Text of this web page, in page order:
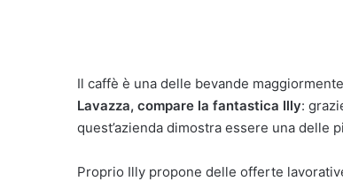
Il caffè è una delle bevande
Lavazza, compare la fantastica Illy:
quest’azienda dimostra essere una delle
Proprio Illy propone delle offerte